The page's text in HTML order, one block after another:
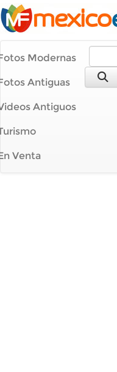
Modernas
Antiguas
Antiguos
Venta